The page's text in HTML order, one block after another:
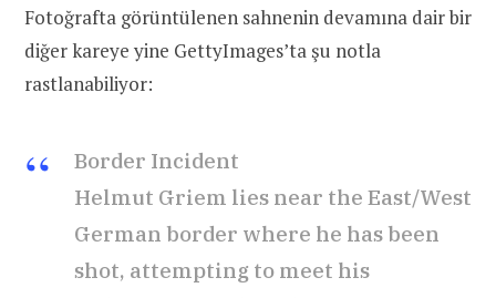
Fotoğrafta görüntülenen sahnenin devamına dair bir
diğer kareye yine GettyImages’ta şu notla
rastlanabiliyor:
Border Incident
Helmut Griem lies near the East/West
German border where he has been
shot, attempting to meet his